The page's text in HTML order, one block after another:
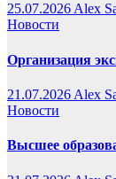
25.07.2026Alex
Новости
Организация
21.07.2026 Alex
Новости
Высшее